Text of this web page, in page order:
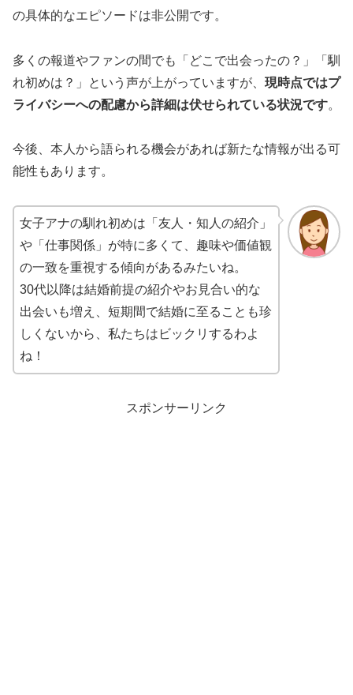
の具体的なエピソードは非公開です。
多くの報道やファンの間でも「どこで出会ったの？」「馴
れ初めは？」という声が上がっていますが、 現時点ではプ
ライバシーへの配慮から詳細は伏せられている状況です。
今後、本人から語られる機会があれば新たな情報が出る可
能性もあります。
女子アナの馴れ初めは「友人・知人の紹介」
や「仕事関係」が特に多くて、趣味や価値観
の一致を重視する傾向があるみたいね。
30代以降は結婚前提の紹介やお見合い的な
出会いも増え、短期間で結婚に至ることも珍
しくないから、私たちはビックリするわよ
ね！
スポンサーリンク